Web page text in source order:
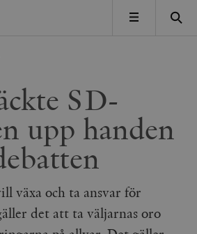
MENY
SD-
upp handen
växa och ta ansvar för
det att ta väljarnas oro